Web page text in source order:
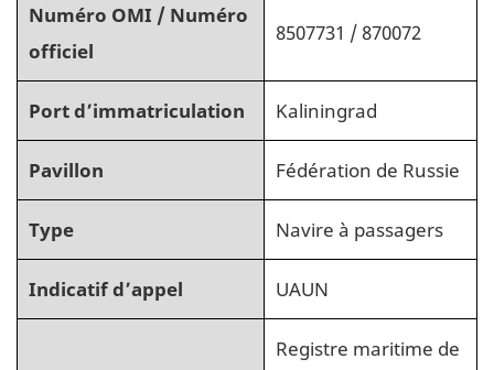
Numéro OMI / Numéro
officiel
8507731 / 870072
Port d’immatriculation Kaliningrad
Pavillon Fédération de Russie
Type Navire à passagers
Indicatif d’appel UAUN
Registre maritime de